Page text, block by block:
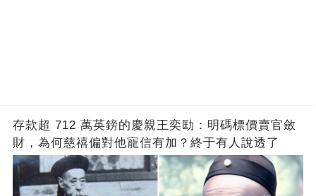
存款超 712 萬英鎊的慶親王奕劻：明碼標價賣官斂
財，為何慈禧偏對他寵信有加？終于有人說透了